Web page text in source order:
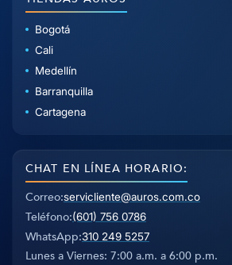
Bogotá
Cali
Medellín
Barranquilla
Cartagena
CHAT EN LÍNEA HORARIO:
Correo servicliente@auros.com.co
Teléfono (601) 756 0786
WhatsApp 310 249 5257
Lunes a Viernes: 7:00 a.m. a 6:00 p.m.